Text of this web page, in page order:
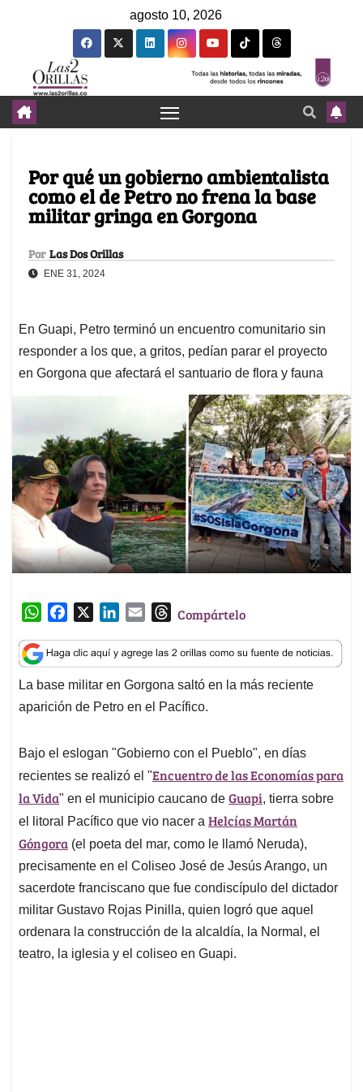
agosto 10, 2026
Por qué un gobierno ambientalista
como el de Petro no frena la base
militar gringa en Gorgona
Por Las Dos Orillas
ENE 31, 2024
En Guapi, Petro terminó un encuentro comunitario sin
responder a los que, a gritos, pedían parar el proyecto
en Gorgona que afectará el santuario de flora y fauna
W
a
t
s
A
p
c
e
b
o
k
n
k
e
d
n
a
i
l
T
r
e
a
d
Compártelo
La base militar en Gorgona saltó en la más reciente
aparición de Petro en el Pacífico.
Bajo el eslogan "Gobierno con el Pueblo", en días
recientes se realizó el "Encuentro de las Economías para
la Vida" en el municipio caucano de Guapi, tierra sobre
el litoral Pacífico que vio nacer a Helcías Martán
Góngora (el poeta del mar, como le llamó Neruda),
precisamente en el Coliseo José de Jesús Arango, un
sacerdote franciscano que fue condiscípulo del dictador
militar Gustavo Rojas Pinilla, quien logró que aquel
ordenara la construcción de la alcaldía, la Normal, el
teatro, la iglesia y el coliseo en Guapi.